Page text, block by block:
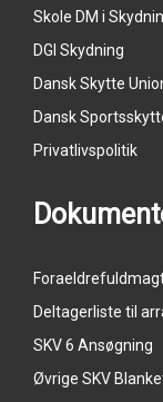
Skole DM i
DGI Skydning
Dansk Skytte
Dansk
Privatlivspolitik
Deltagerliste til
SKV 6 Ansøgning
Øvrige SKV